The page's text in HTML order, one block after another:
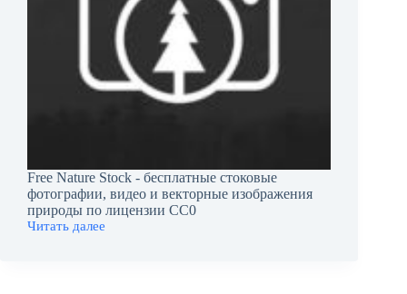
Free Nature Stock - бесплатные стоковые
фотографии, видео и векторные изображения
природы по лицензии CC0
Читать далее
Free